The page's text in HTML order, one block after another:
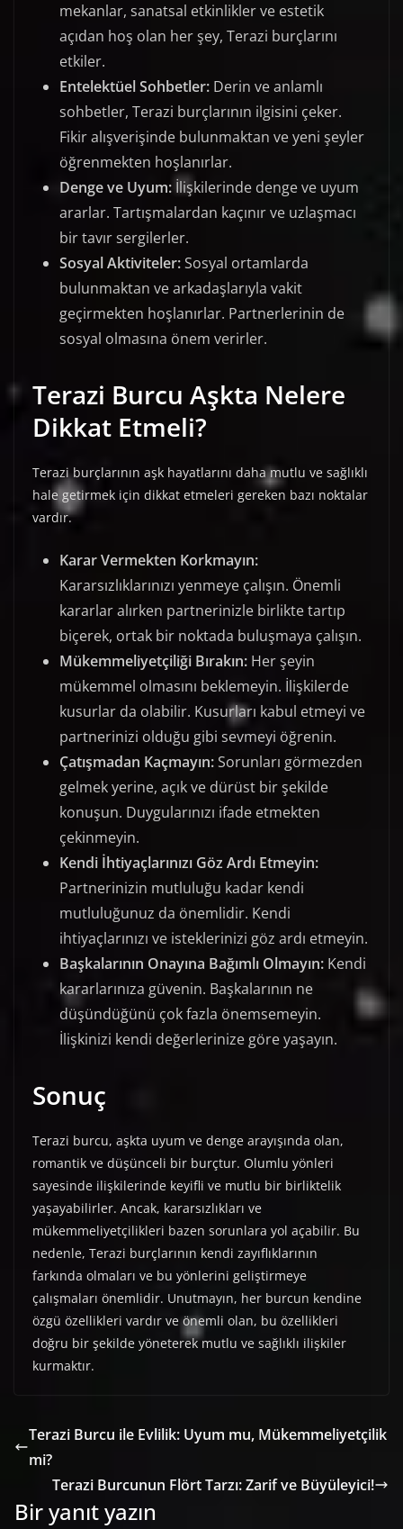
mekanlar, sanatsal etkinlikler ve estetik
açıdan hoş olan her şey, Terazi burçlarını
etkiler.
Entelektüel Sohbetler: Derin ve anlamlı
sohbetler, Terazi burçlarının ilgisini çeker.
Fikir alışverişinde bulunmaktan ve yeni şeyler
öğrenmekten hoşlanırlar.
Denge ve Uyum: İlişkilerinde denge ve uyum
ararlar. Tartışmalardan kaçınır ve uzlaşmacı
bir tavır sergilerler.
Sosyal Aktiviteler:Sosyal ortamlarda
bulunmaktan ve arkadaşlarıyla vakit
geçirmekten hoşlanırlar. Partnerlerinin de
sosyal olmasına önem verirler.
Terazi Burcu Aşkta Nelere
Dikkat Etmeli?
Terazi burçlarının aşk hayatlarını daha mutlu ve sağlıklı
hale getirmek için dikkat etmeleri gereken bazı noktalar
vardır.
Karar Vermekten Korkmayın:
Kararsızlıklarınızı yenmeye çalışın. Önemli
kararlar alırken partnerinizle birlikte tartıp
biçerek, ortak bir noktada buluşmaya çalışın.
Mükemmeliyetçiliği Bırakın: Her şeyin
mükemmel olmasını beklemeyin. İlişkilerde
kusurlar da olabilir. Kusurları kabul etmeyi ve
partnerinizi olduğu gibi sevmeyi öğrenin.
Çatışmadan Kaçmayın:Sorunları görmezden
gelmek yerine, açık ve dürüst bir şekilde
konuşun. Duygularınızı ifade etmekten
çekinmeyin.
Kendi İhtiyaçlarınızı Göz Ardı Etmeyin:
Partnerinizin mutluluğu kadar kendi
mutluluğunuz da önemlidir. Kendi
ihtiyaçlarınızı ve isteklerinizi göz ardı etmeyin.
Başkalarının Onayına Bağımlı Olmayın: Kendi
kararlarınıza güvenin. Başkalarının ne
düşündüğünü çok fazla önemsemeyin.
İlişkinizi kendi değerlerinize göre yaşayın.
Sonuç
Terazi burcu, aşkta uyum ve denge arayışında olan,
romantik ve düşünceli bir burçtur. Olumlu yönleri
sayesinde ilişkilerinde keyifli ve mutlu bir birliktelik
yaşayabilirler. Ancak, kararsızlıkları ve
mükemmeliyetçilikleri bazen sorunlara yol açabilir. Bu
nedenle, Terazi burçlarının kendi zayıflıklarının
farkında olmaları ve bu yönlerini geliştirmeye
çalışmaları önemlidir. Unutmayın, her burcun kendine
özgü özellikleri vardır ve önemli olan, bu özellikleri
doğru bir şekilde yöneterek mutlu ve sağlıklı ilişkiler
kurmaktır.
Terazi Burcu ile Evlilik: Uyum mu, Mükemmeliyetçilik
mi?
Terazi Burcunun Flört Tarzı: Zarif ve Büyüleyici!
Bir yanıt yazın